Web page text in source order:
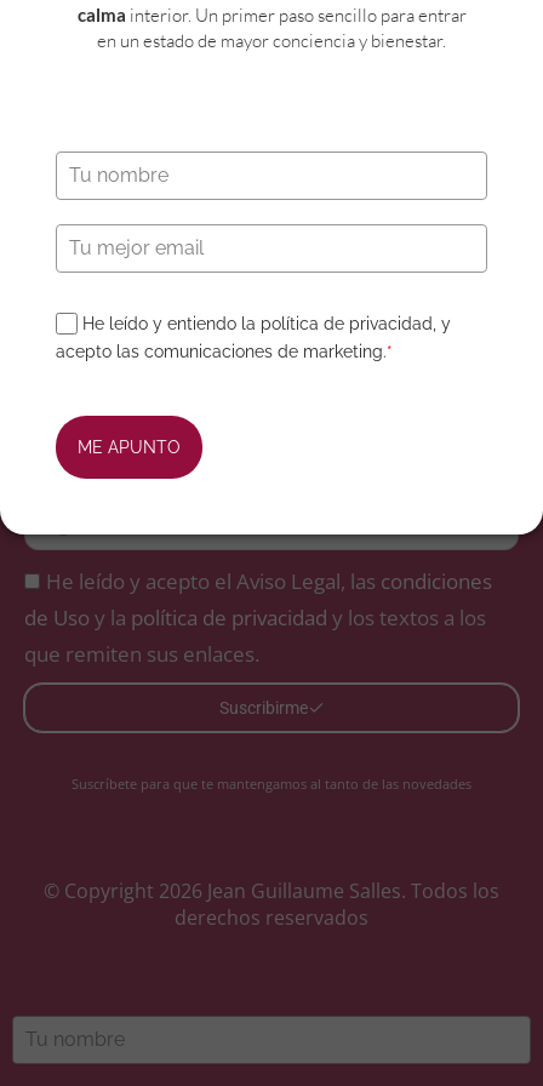
Aviso Legal
Política de privacidad
Términos de uso y
Condiciones
Inicio
Jean GuillaumeSalles
Método ThOR
Talleres
He leído y acepto el Aviso Legal, las condiciones
de Uso y la política de privacidad y los textos a los
que remiten sus enlaces.
Suscribirme
Suscríbete para que te mantengamos al tanto de las novedades
© Copyright 2026 Jean Guillaume Salles. Todos los
derechos reservados
calma interior. Un primer paso sencillo para entrar
en un estado de mayor conciencia y bienestar.
He leído y entiendo la política de privacidad, y
acepto las comunicaciones de marketing.*
ME APUNTO